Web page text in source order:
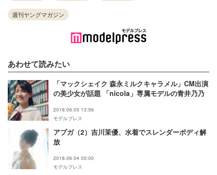
週刊ヤングマガジン
あわせて読みたい
「マックシェイク 森永ミルクキャラメル」CM出演
の美少女が話題 「nicola」専属モデルの青井乃乃
2018.06.05 13:56
モデルプレス
アプガ（2）吉川茉優、水着でスレンダーボディ解
放
2018.06.04 05:00
モデルプレス